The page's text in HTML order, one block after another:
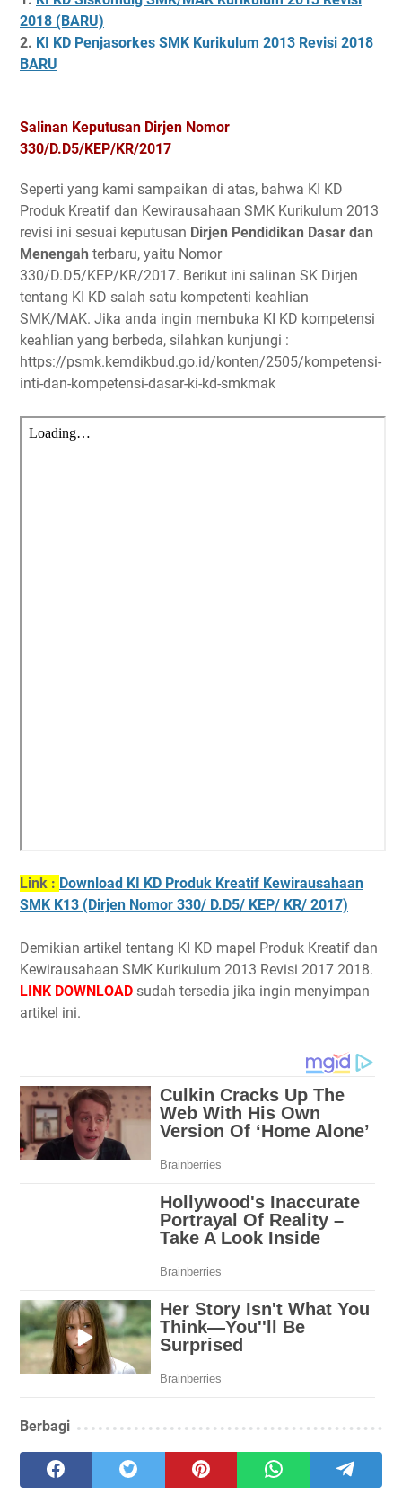
2018 (BARU)
2. KI KD Penjasorkes SMK Kurikulum 2013 Revisi 2018
BARU
Salinan Keputusan Dirjen Nomor
330/D.D5/KEP/KR/2017
Seperti yang kami sampaikan di atas, bahwa KI KD
Produk Kreatif dan Kewirausahaan SMK Kurikulum 2013
revisi ini sesuai keputusan Dirjen Pendidikan Dasar dan
Menengah terbaru, yaitu Nomor
330/D.D5/KEP/KR/2017. Berikut ini salinan SK Dirjen
tentang KI KD salah satu kompetenti keahlian
SMK/MAK. Jika anda ingin membuka KI KD kompetensi
keahlian yang berbeda, silahkan kunjungi :
https://psmk.kemdikbud.go.id/konten/2505/kompetensi-
inti-dan-kompetensi-dasar-ki-kd-smkmak
Link : Download KI KD Produk Kreatif Kewirausahaan
SMK K13 (Dirjen Nomor 330/ D.D5/ KEP/ KR/ 2017)
Demikian artikel tentang KI KD mapel Produk Kreatif dan
Kewirausahaan SMK Kurikulum 2013 Revisi 2017 2018.
LINK DOWNLOAD sudah tersedia jika ingin menyimpan
artikel ini.
Berbagi